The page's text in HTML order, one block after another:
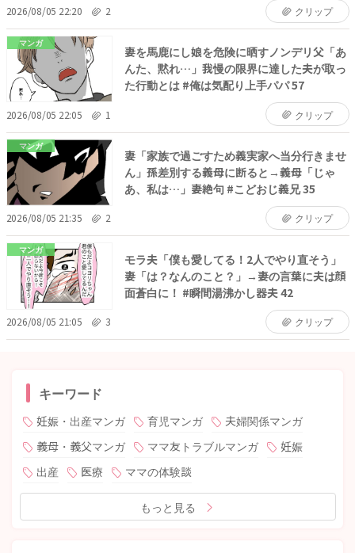
2026/08/05 22:20 2 クリップ
マンガ
妻を馬鹿にし娘を危険に晒すノンデリ父「あ
んた、黙れ…」我慢の限界に達した夫が取っ
た行動とは #俺は気配り上手パパ 57
2026/08/05 22:05 1 クリップ
マンガ
妻「家族で過ごすため義実家へ当分行きませ
ん」孫差別する義母に断ると→義母「じゃ
あ、私は…」妻絶句 #こどおじ義兄 35
2026/08/05 21:35 2 クリップ
マンガ
モラ夫「僕も愛してる！2人でやり直そう」
妻「は？なんのこと？」→妻の言葉に夫は顔
面蒼白に！ #瞬間湯沸かし器夫 42
2026/08/05 21:05 3 クリップ
キーワード
妊娠・出産マンガ 育児マンガ
夫婦関係マンガ
義母・義父マンガ
ママ友トラブルマンガ
妊娠
出産
医療 ママの体験談
もっと見る